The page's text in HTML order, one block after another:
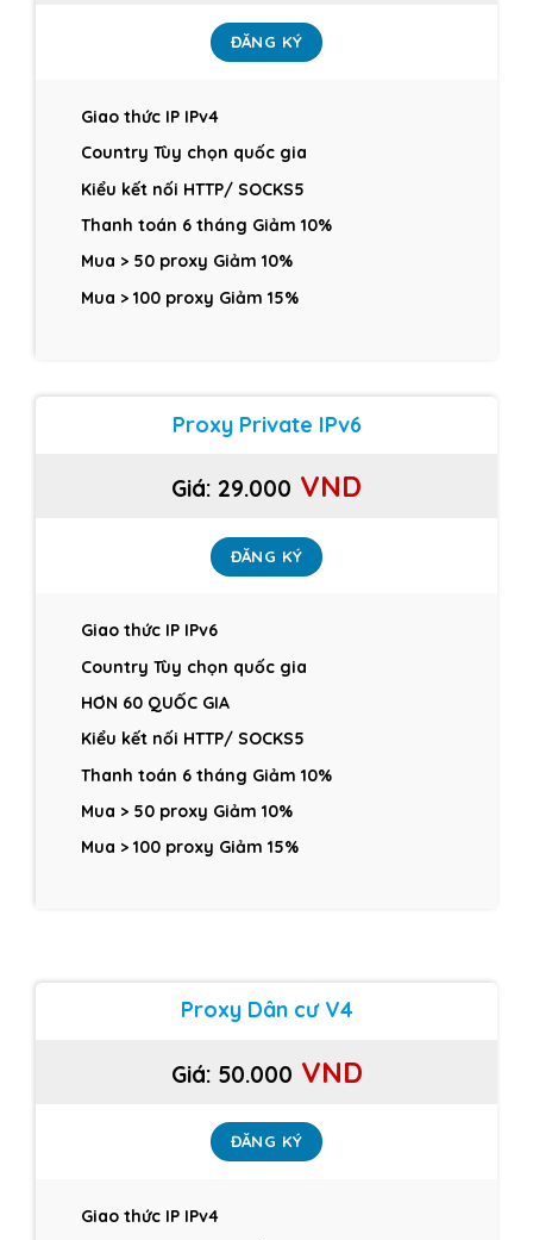
ĐĂNG KÝ
Giao thức IP IPv4
Country Tùy chọn quốc gia
Kiểu kết nối HTTP/ SOCKS5
Thanh toán 6 tháng Giảm 10%
Mua > 50 proxy Giảm 10%
Mua > 100 proxy Giảm 15%
Proxy Private IPv6
Giá: 29.000 VND
ĐĂNG KÝ
Giao thức IP IPv6
Country Tùy chọn quốc gia
HƠN 60 QUỐC GIA
Kiểu kết nối HTTP/ SOCKS5
Thanh toán 6 tháng Giảm 10%
Mua > 50 proxy Giảm 10%
Mua > 100 proxy Giảm 15%
Proxy Dân cư V4
Giá: 50.000 VND
ĐĂNG KÝ
Giao thức IP IPv4